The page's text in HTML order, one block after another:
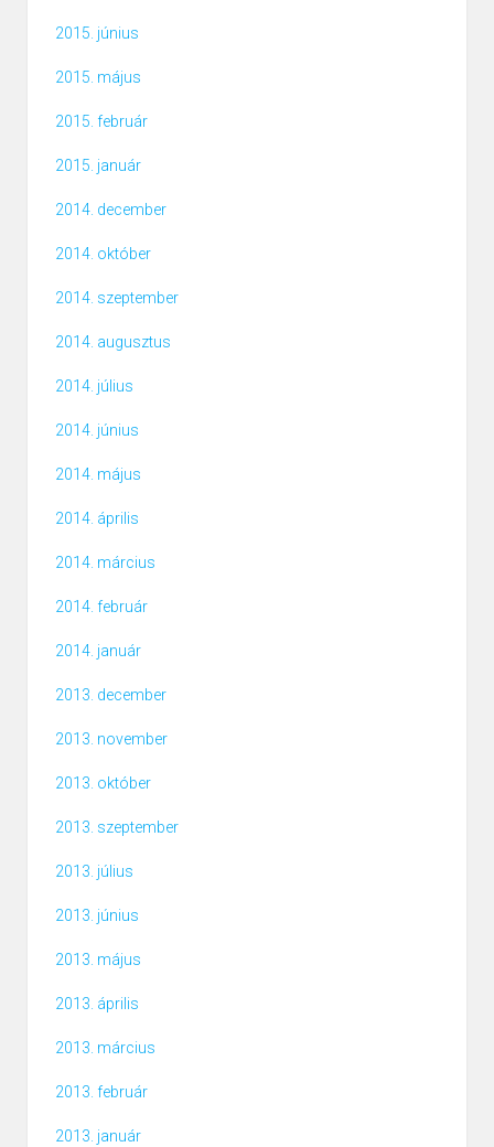
2015. június
2015. május
2015. február
2015. január
2014. december
2014. október
2014. szeptember
2014. augusztus
2014. július
2014. június
2014. május
2014. április
2014. március
2014. február
2014. január
2013. december
2013. november
2013. október
2013. szeptember
2013. július
2013. június
2013. május
2013. április
2013. március
2013. február
2013. január